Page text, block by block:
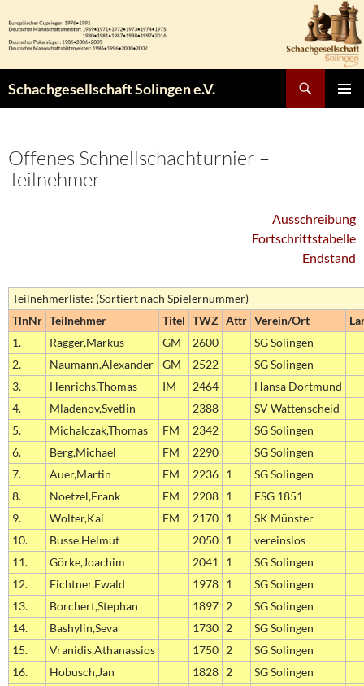
Inhalt
springen
Schachgesellschaft Solingen e.V.
Offenes Schnellschachturnier –
Teilnehmer
Ausschreibung
Fortschrittstabelle
Endstand
Teilnehmerliste: (Sortiert nach Spielernummer)
TlnNr Teilnehmer Titel TWZ Attr Verein/Ort
1.
Ragger,Markus GM 2600
SG Solingen
2.
Naumann,Alexander GM 2522
SG Solingen
3.
Henrichs,Thomas IM 2464
Hansa Dortmund
4.
Mladenov,Svetlin 2388
SV Wattenscheid
5.
Michalczak,Thomas FM 2342
SG Solingen
6.
Berg,Michael FM 2290
SG Solingen
7.
Auer,Martin FM 2236 1
SG Solingen
8.
Noetzel,Frank FM 2208 1
ESG 1851
9.
Wolter,Kai FM 2170 1
SK Münster
10.
Busse,Helmut 2050 1
vereinslos
11.
Görke,Joachim 2041 1
SG Solingen
12.
Fichtner,Ewald 1978 1
SG Solingen
13.
Borchert,Stephan 1897 2
SG Solingen
14.
Bashylin,Seva 1730 2
SG Solingen
15.
Vranidis,Athanassios 1750 2
SG Solingen
16.
Hobusch,Jan 1828 2
SG Solingen